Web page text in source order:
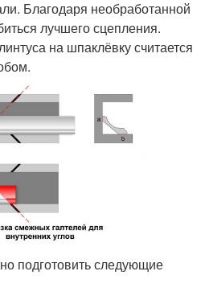
Благодаря необработанной
лучшего сцепления.
на шпаклёвку считается
подготовить следующие